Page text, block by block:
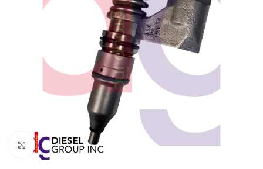
Click to enlarge